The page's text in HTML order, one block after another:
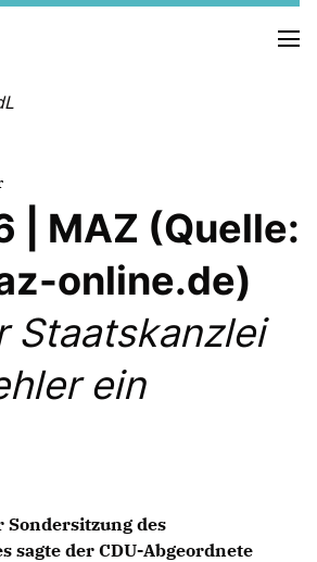
VITA
WAHLKREISBESUCHE
PRESSEFOTOS
MEIN BÜRGERBÜRO
Kleine Anfragen
| MAZ (Quelle:
online.de)
Staatskanzlei
ein
Sondersitzung des
sagte der CDU-Abgeordnete